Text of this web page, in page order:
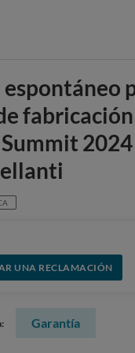
UNA RECLAMACIÓN
Garantía